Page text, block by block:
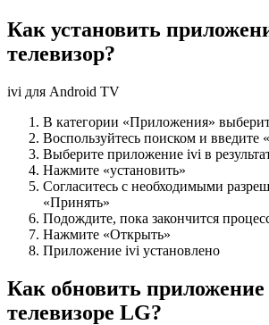
Как установить
телевизор?
ivi для Android TV
В категории «Приложения»
Воспользуйтесь поиском и введите
Выберите приложение ivi в
Нажмите «установить»
Согласитесь с необходимыми
«Принять»
Подождите, пока закончится
Нажмите «Открыть»
Приложение ivi установлено
Как обновить
телевизоре LG?